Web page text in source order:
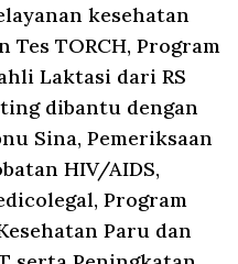
kesehatan
Tes TORCH, Program
Laktasi dari RS
dibantu dengan
Sina, Pemeriksaan
HIV/AIDS,
Program
Paru dan